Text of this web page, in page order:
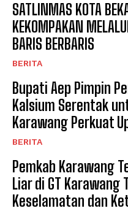
SATLINMAS KOTA
KEKOMPAKAN
BARIS BERBARIS
BERITA
Bupati Aep Pimpin
Kalsium Serentak
Karawang Perkuat
BERITA
Pemkab Karawang
Liar di GT Karawang
Keselamatan dan